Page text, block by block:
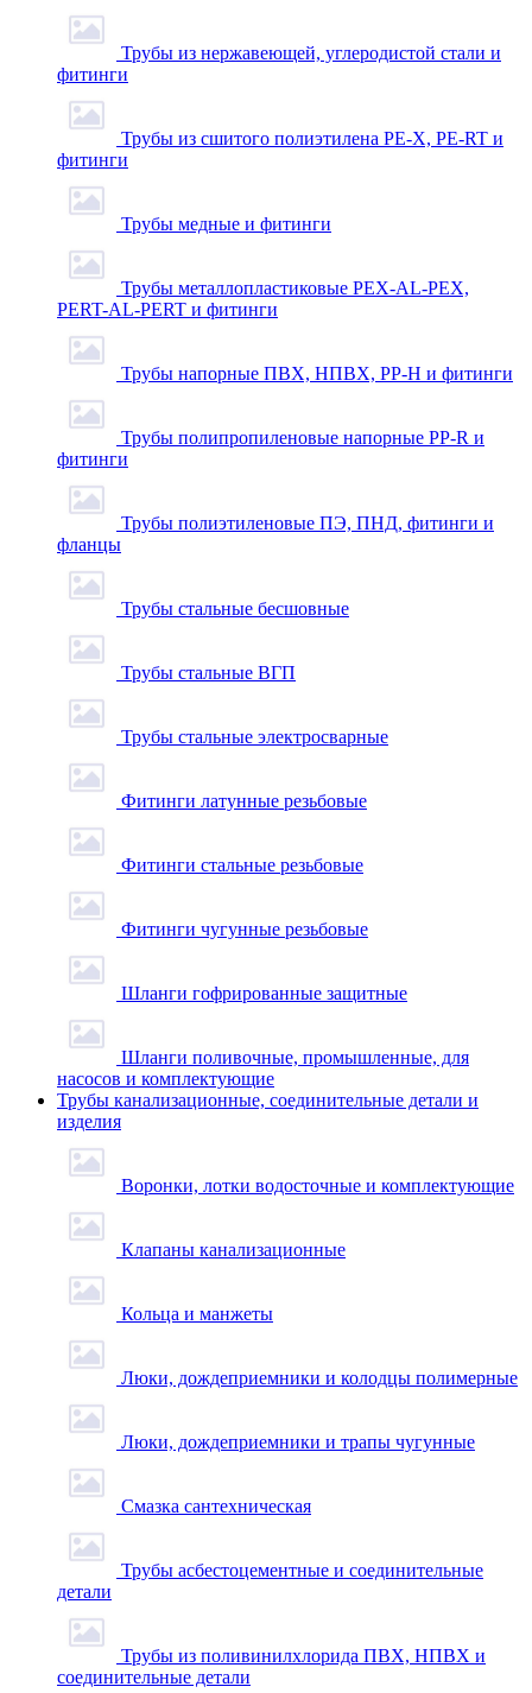
Трубы из нержавеющей, углеродистой стали и
фитинги
Трубы из сшитого полиэтилена PE-X, PE-RT и
фитинги
Трубы медные и фитинги
Трубы металлопластиковые PEX-AL-PEX,
PERT-AL-PERT и фитинги
Трубы напорные ПВХ, НПВХ, PP-H и фитинги
Трубы полипропиленовые напорные PP-R и
фитинги
Трубы полиэтиленовые ПЭ, ПНД, фитинги и
фланцы
Трубы стальные бесшовные
Трубы стальные ВГП
Трубы стальные электросварные
Фитинги латунные резьбовые
Фитинги стальные резьбовые
Фитинги чугунные резьбовые
Шланги гофрированные защитные
Шланги поливочные, промышленные, для
насосов и комплектующие
Трубы канализационные, соединительные детали и
изделия
Воронки, лотки водосточные и комплектующие
Клапаны канализационные
Кольца и манжеты
Люки, дождеприемники и колодцы полимерные
Люки, дождеприемники и трапы чугунные
Смазка сантехническая
Трубы асбестоцементные и соединительные
детали
Трубы из поливинилхлорида ПВХ, НПВХ и
соединительные детали